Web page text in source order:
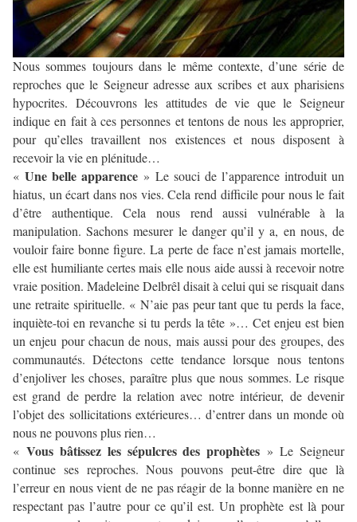
Nous sommes toujours dans le même contexte, d’une série de
reproches que le Seigneur adresse aux scribes et aux pharisiens
hypocrites. Découvrons les attitudes de vie que le Seigneur
indique en fait à ces personnes et tentons de nous les approprier,
pour qu’elles travaillent nos existences et nous disposent à
recevoir la vie en plénitude…
«Une belle apparence » Le souci de l’apparence introduit un
hiatus, un écart dans nos vies. Cela rend difficile pour nous le fait
d’être authentique. Cela nous rend aussi vulnérable à la
manipulation. Sachons mesurer le danger qu’il y a, en nous, de
vouloir faire bonne figure. La perte de face n’est jamais mortelle,
elle est humiliante certes mais elle nous aide aussi à recevoir notre
vraie position. Madeleine Delbrêl disait à celui qui se risquait dans
une retraite spirituelle. « N’aie pas peur tant que tu perds la face,
inquiète-toi en revanche si tu perds la tête »… Cet enjeu est bien
un enjeu pour chacun de nous, mais aussi pour des groupes, des
communautés. Détectons cette tendance lorsque nous tentons
d’enjoliver les choses, paraître plus que nous sommes. Le risque
est grand de perdre la relation avec notre intérieur, de devenir
l’objet des sollicitations extérieures… d’entrer dans un monde où
nous ne pouvons plus rien…
« Vous bâtissez les sépulcres des prophètes » Le Seigneur
continue ses reproches. Nous pouvons peut-être dire que là
l’erreur en nous vient de ne pas réagir de la bonne manière en ne
respectant pas l’autre pour ce qu’il est. Un prophète est là pour